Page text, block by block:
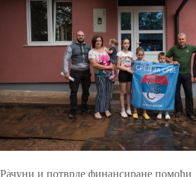
Рачуни и потврде финансиране помоћи